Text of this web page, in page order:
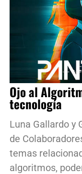
Ojo al
tecnología
Luna Gallardo y
de
temas
algoritmos,